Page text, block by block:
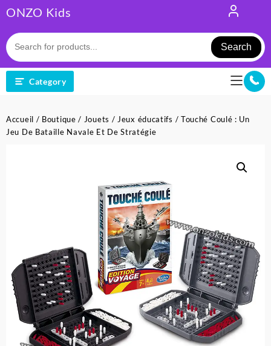
to
content
ONZO Kids
Search
Category
Accueil / Boutique / Jouets / Jeux éducatifs / Touché Coulé : Un
Jeu De Bataille Navale Et De Stratégie